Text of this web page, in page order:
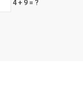
4 + 9 = ?